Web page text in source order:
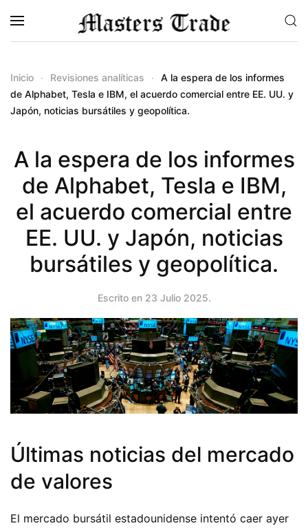
Skip to main content
Inicio Revisiones analíticas
A la espera de los informes
de Alphabet, Tesla e IBM, el acuerdo comercial entre EE. UU. y
Japón, noticias bursátiles y geopolítica.
A la espera de los informes
de Alphabet, Tesla e IBM,
el acuerdo comercial entre
EE. UU. y Japón, noticias
bursátiles y geopolítica.
Escrito en 23 Julio 2025.
Últimas noticias del mercado
de valores
El mercado bursátil estadounidense intentó caer ayer